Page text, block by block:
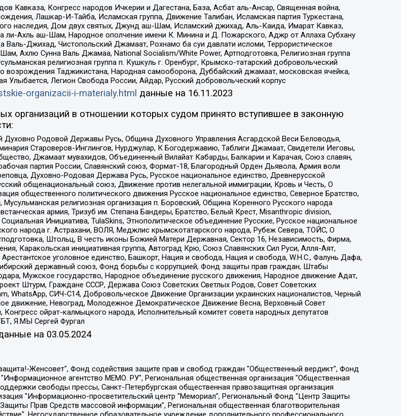
Конгресс народов Ичкерии и Дагестана, База, Асбат аль-Ансар, Священная война,
Лашкар-И-Тайба, Исламская группа, Движение Талибан, Исламская партия Туркестана,
наследия, Дом двух святых, Джунд аш-Шам, Исламский джихад, Аль-Каида, Имарат Кавказ,
ли-Ахль аш-Шам, Народное ополчение имени К. Минина и Д. Пожарского, Аджр от Аллаха Субхану
Джихад, Чистопольский Джамаат, Рохнамо ба суи давлати исломи, Террористическое
Ахлю Сунна Валь Джамаа, National Socialism/White Power, Артподготовка, Религиозная группа
религиозная группа п. Кушкуль г. Оренбург, Крымско-татарский добровольческий
возрождения Таджикистана, Народная самооборона, Дуббайский джамаат, московская ячейка,
Легион Свобода России, Айдар, Русский добровольческий корпус
organizacii-i-materialy.html данные на 16.11.2023
организаций в отношении которых судом принято вступившее в законную
Родовой Державы Русь, Община Духовного Управления Асгардской Веси Беловодья,
Староверов-Инглингов, Нурджулар, К Богодержавию, Таблиги Джамаат, Свидетели Иеговы,
Джамаат мувахидов, Объединенный Вилайат Кабарды, Балкарии и Карачая, Союз славян,
партия России, Славянский союз, Формат-18, Благородный Орден Дьявола, Армия воли
Духовно-Родовая Держава Русь, Русское национальное единство, Древнерусской
общенациональный союз, Движение против нелегальной иммиграции, Кровь и Честь, О
общественного политического движения Русское национальное единство, Северное Братство,
религиозная организация п. Боровский, Община Коренного Русского народа
армия, Тризуб им. Степана Бандеры, Братство, Белый Крест, Misanthropic division,
Инициатива, TulaSkins, Этнополитическое объединение Русские, Русское национальное
народа г. Астрахани, ВОЛЯ, Меджлис крымскотатарского народа, Рубеж Севера, ТОЙС, О
Штольц, В честь иконы Божией Матери Державная, Сектор 16, Независимость, Фирма,
Каракольская инициативная группа, Автоград Крю, Союз Славянских Сил Руси, Алля-Аят,
уголовное единство, Башкорт, Нация и свобода, Нация и свобода, W.H.С., Фалунь Дафа,
державный союз, Фонд борьбы с коррупцией, Фонд защиты прав граждан, Штабы
Мужское государство, Народное объединение русского движения, Народное движение Адат,
Штурм, Граждане СССР, Держава Союз Советских Светлых Родов, Совет Советских
WhatsApp, СИЧ-С14, Добровольческое Движение Организации украинских националистов, Черный
движение, Невоград, Молодежное Демократическое Движение Весна, Верховный Совет
ойрат-калмыцкого народа, Исполнительный комитет совета народных депутатов
Я.МЫ Сергей Фургал
на 03.05.2024
SIA", зарегистрированное в Риге, Латвийская Республика (дата регистрации 26.06.2015), являющееся администратором доменного имени интернет-издания "The Insider SIA", https://theins.ru, Постернак Алексей Евгеньевич, Рубин Михаил Аркадьевич, Анин Роман Александрович, Юридическое лицо Istories fonds, зарегистрированное в Латвийской Республике (регистрационный номер 50008295751, дата регистрации 24.02.2020), Великовский Дмитрий Александрович, Долинина Ирина Николаевна, Мароховская Алеся Алексеевна, Шлейнов Роман Юрьевич, Шмагун Олеся Валентиновна, Общество с ограниченной ответственностью "Альтаир 2021", Общество с ограниченной ответственностью "Вега 2021", Общество с ограниченной ответственностью "Главный редактор 2021", Общество с ограниченной ответственностью "Ромашки монолит", Важенков Артем Валерьевич, Ивановская областная общественная организация "Центр гендерных исследований", Гурман Юрий Альбертович, Медиапроект "ОВД-Инфо", Егоров Владимир Владимирович, Жилинский Владимир Александрович, Общество с ограниченной ответственностью "ЗП", Иванова София Юрьевна, Карезина Инна Павловна, Кильтау Екатерина Викторовна, Петров Алексей Викторович, Пискунов Сергей Евгеньевич, Смирнов Сергей Сергеевич, Тихонов Михаил Сергеевич, Общество с ограниченной ответственностью "ЖУРНАЛИСТ-ИНОСТРАННЫЙ АГЕНТ", Арапова Галина Юрьевна, Вольтская Татьяна Анатольевна, Американская компания "Mason G.E.S. Anonymous Foundation" (США), являющаяся владельцем интернет-издания https://mnews.world/, Компания "Stichting Bellingcat", зарегистрированная в Нидерландах (дата регистрации 11.07.2018), Захаров Андрей Вячеславович, Клепиковская Екатерина Дмитриевна, Общество с ограниченной ответственностью "МЕМО", Перл Роман Александрович, Симонов Евгений Алексеевич, Соловьева Елена Анатольевна, Сотников Даниил Владимирович, Сурначева Елизавета Дмитриевна, Автономная некоммерческая организация по защите прав человека и информированию населения "Якутия – Наше Мнение", Общество с ограниченной ответственностью "Москоу диджитал медиа", с 26.01.2023 Общество с ограниченной ответственностью "Чайка Белые сады", Ветошкина Валерия Валерьевна, Заговора Максим Александрович, Межрегиональное общественное движение "Российская ЛГБТ - сеть", Оленичев Максим Владимирович, Павлов Иван Юрьевич, Скворцова Елена Сергеевна, Общество с ограниченной ответственностью "Как бы инагент", Кочетков Игорь Викторович, Общество с ограниченной ответственностью "Честные выборы", Еланчик Олег Александрович, Общество с ограниченной ответственностью "Нобелевский призыв", Гималова Регина Эмилевна, Григорьев Андрей Валерьевич, Григорьева Алина Александровна, Ассоциация по содействию защите прав призывников, альтернативнослужащих и военнослужащих "Правозащитная группа "Гражданин.Армия.Право", Хисамова Регина Фаритовна, Автономная некоммерческая организация по реализации социально-правовых программ "Лилит", Дальневосточное общественное движение "Маяк", Санкт-Петербургская ЛГБТ-инициативная группа "Выход", Инициативная группа ЛГБТ+ "Реверс", Алексеев Андрей Викторович, Бекбулатова Таисия Львовна, Беляев Иван Михайлович, Владыкина Елена Сергеевна, Гельман Марат Александрович, Никульшина Вероника Юрьевна, Толоконникова Надежда Андреевна, Шендерович Виктор Анатольевич, Общество с ограниченной ответственностью "Данное сообщение", Общество с ограниченной ответственностью Издательский дом "Новая глава", Айнбиндер Александра Александровна, Московский комьюнити-центр для ЛГБТ+инициатив, Благотворительный фонд развития филантропии, Deutsche Welle (Германия, Kurt-Schumacher-Strasse 3, 53113 Bonn), Борзунова Мария Михайловна, Воробьев Виктор Викторович, Голубева Анна Львовна, Константинова Алла Михайловна, Малкова Ирина Владимировна, Мурадов Мурад Абдулгалимович, Осетинская Елизавета Николаевна, Понасенков Евгений Николаевич, Ганапольский Матвей Юрьевич, Киселев Евгений Алексеевич, Борухович Ирина Григорьевна, Дремин Иван Тимофеевич, Дубровский Дмитрий Викторович, Красноярская региональная общественная организация поддержки и развития альтернативных образовательных технологий и межкультурных коммуникаций "ИНТЕРРА", Маяковская Екатерина Алексеевна, Фейгин Марк Захарович, Филимонов Андрей Викторович, Дзугкоева Регина Николаевна, Доброхотов Роман Александрович, Дудь Юрий Александрович, Елкин Сергей Владимирович, Кругликов Кирилл Игоревич, Сабунаева Мария Леонидовна, Семенов Алексей Владимирович, Шаинян Карен Багратович, Шульман Екатерина Михайловна, Асафьев Артур Валерьевич, Вахштайн Виктор Семенович, Венедиктов Алексей Алексеевич, Лушникова Екатерина Евгеньевна, Волков Леонид Михайлович, Невзоров Александр Глебович, Пархоменко Сергей Борисович, Сироткин Ярослав Николаевич, Кара-Мурза Владимир Владимирович, Баранова Наталья Владимировна, Гозман Леонид Яковлевич, Кагарлицкий Борис Юльевич, Климарев Михаил Валерьевич, Милов Владимир Станиславович, Автономная некоммерческая организация Краснодарский центр современного искусства "Типография", Моргенштерн Алишер Тагирович, Соболь Любовь Эдуардовна, Общество с ограниченной ответственностью "ЛИЗА НОРМ", Каспаров Гарри Кимович, Ходорковский Михаил Борисович, Общество с ограниченной ответственностью "Апрельские тезисы", Данилович Ирина Брониславовна, Кашин Олег Владимирович, Петров Николай Владимирович, Пивоваров Алексей Владимирович, Соколов Михаил Владимирович, Цветкова Юлия Владимировна, Чичваркин Евгений Александрович, Комитет против пыток/Команда против пыток, Общество с ограниченной ответственностью "Первый научный", Общество с ограниченной ответственностью "Вертолет и ко", Белоцерковская Вероника Борисовна, Кац Максим Евгеньевич, Лазарева Татьяна Юрьевна, Шаведдинов Руслан Табризович, Яшин Илья Валерьевич, Общество с ограниченной ответственностью "Иноагент ААВ", Алешковский Дмитрий Петрович, Альбац Евгения Марковна, Быков Дмитрий Львович, Галямина Юлия Евгеньевна, Лойко Сергей Леонидович, Мартынов Кирилл Константинович, Медведев Сергей Александрович, Крашенинников Федор Геннадиевич, Гордеева Катерина Вл